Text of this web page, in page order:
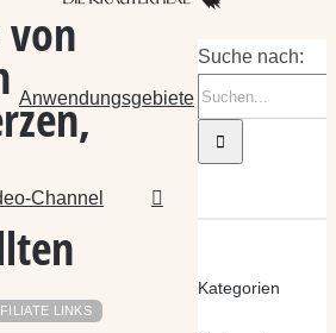
Anwendungsgebiete
Channel
LINKS
Suche nach:
Kategorien